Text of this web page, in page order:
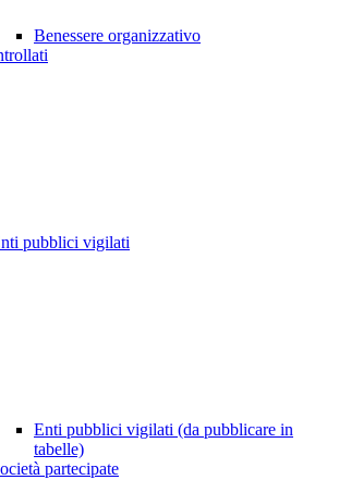
Benessere organizzativo
pubblici vigilati
Enti pubblici vigilati (da pubblicare in
tabelle)
partecipate